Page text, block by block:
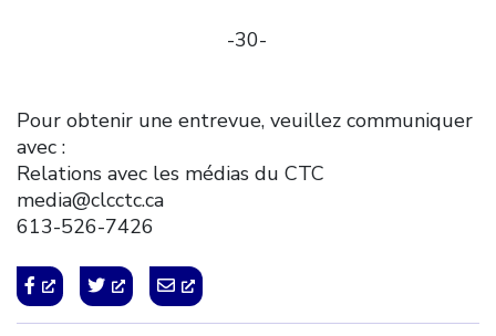
-30-
Pour obtenir une entrevue, veuillez communiquer
avec :
Relations avec les médias du CTC
media@clcctc.ca
613-526-7426